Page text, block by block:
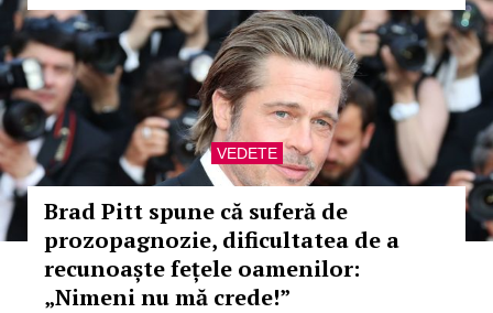
VEDETE
Brad Pitt spune că suferă de
prozopagnozie, dificultatea de a
recunoaște fețele oamenilor:
„Nimeni nu mă crede!”